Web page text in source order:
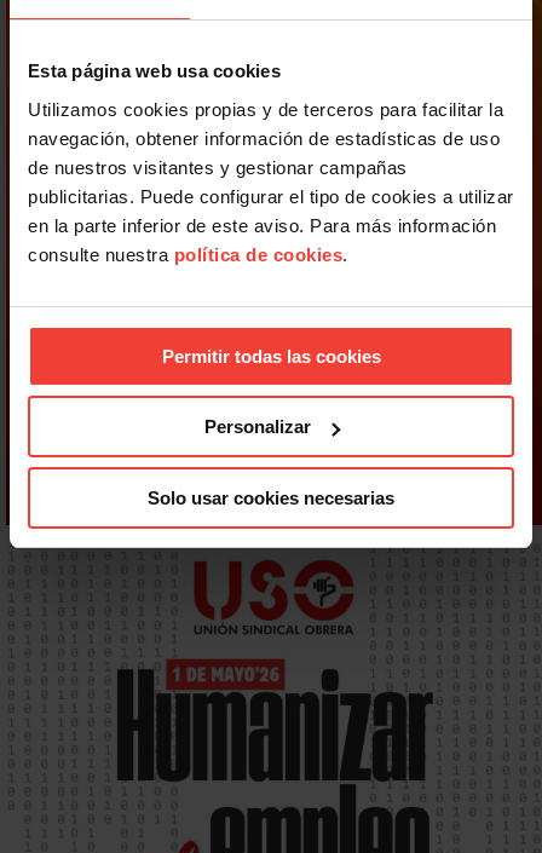
Esta página web usa cookies
Utilizamos cookies propias y de terceros para facilitar la
navegación, obtener información de estadísticas de uso
de nuestros visitantes y gestionar campañas
publicitarias. Puede configurar el tipo de cookies a utilizar
en la parte inferior de este aviso. Para más información
consulte nuestra política de cookies.
Permitir todas las cookies
Personalizar
Solo usar cookies necesarias